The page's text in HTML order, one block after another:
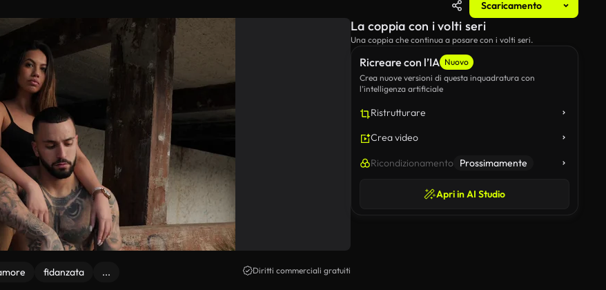
Scaricamento
fidanzata ... Diritti commerciali gratuiti
Ricreare con l’IA Nuovo
Crea nuove versioni di questa inquadratura con
l’intelligenza artificiale
Ristrutturare
Crea video
Ricondizionamento Prossimamente
Apri in AI Studio
La coppia con i volti seri
Una coppia che continua a posare con i volti seri.